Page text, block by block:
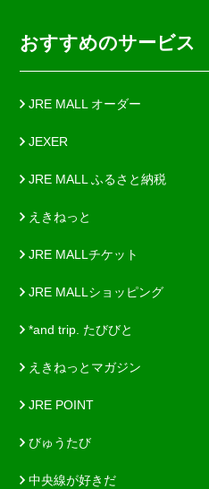
おすすめのサービス
JRE MALL オーダー
JEXER
JRE MALL ふるさと納税
えきねっと
JRE MALLチケット
JRE MALLショッピング
*and trip. たびびと
えきねっとマガジン
JRE POINT
びゅうたび
中央線が好きだ